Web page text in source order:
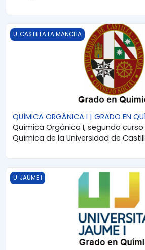
QUÍMICA ORGÁNICA I | GRADO EN
U. CASTILLA LA MANCHA
QUÍMICA ORGÁNICA I | GRADO EN
Química Orgánica I, segundo
Química de la Universidad de
QUÍMICA ORGÁNICA I | GRADO EN
U. JAUME I